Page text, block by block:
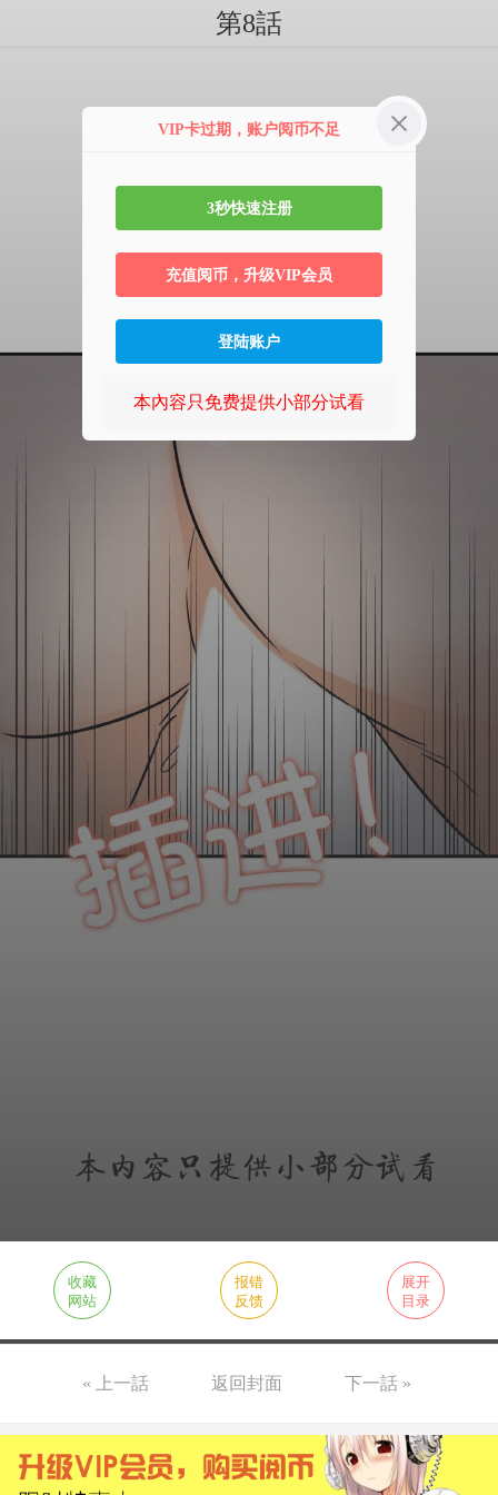
第8話
收藏
网站
报错
反馈
展开
目录
« 上一話 返回封面 下一話 »
VIP卡过期，账户阅币不足
3秒快速注册
充值阅币，升级VIP会员
登陆账户
本內容只免费提供小部分试看